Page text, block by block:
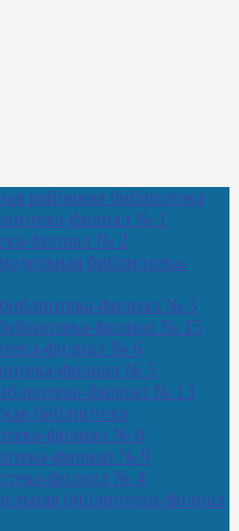
районная библиотека
филиал № 1
филиал № 2
библиотека-
библиотека-филиал № 3
филиал № 15
филиал № 6
филиал № 5
филиал № 13
библиотека
филиал № 8
филиал № 9
филиал № 4
библиотека-филиал